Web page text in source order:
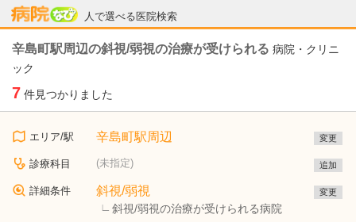
人で選べる医院検索
病院なび
辛島町駅周辺の斜視/弱視の治療が受けられる 病院・クリニ
ック
7 件見つかりました
エリア/駅 辛島町駅周辺 変更
診療科目 (未指定) 追加
詳細条件 斜視/弱視
斜視/弱視の治療が受けられる病院
変更